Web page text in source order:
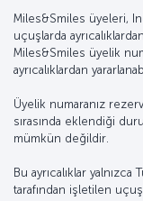
Miles&Smiles üyeleri,
uçuşlarda
Miles&Smiles üyelik
ayrıcalıklardan
Üyelik numaranız
sırasında eklendiği
mümkün değildir.
Bu ayrıcalıklar yalnızca
tarafından işletilen